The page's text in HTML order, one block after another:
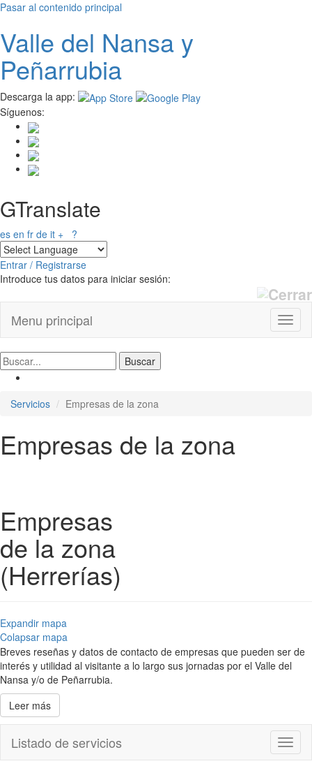
Pasar al contenido principal
Valle del Nansay
Peñarrubia
Descarga la app:
Síguenos:
GTranslate
es en fr de it + ?
Entrar / Registrarse
Introduce tus datos para iniciar sesión:
Menu principal
Servicios Empresas de la zona
Empresas de la zona
Empresas
de la zona
(Herrerías)
Expandir mapa
Colapsar mapa
Breves reseñas y datos de contacto de empresas que pueden ser de
interés y utilidad al visitante a lo largo sus jornadas por el Valle del
Nansa y/o de Peñarrubia.
Leer más
Listado de servicios